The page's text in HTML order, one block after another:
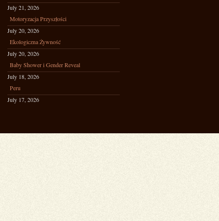
July 21, 2026
Motoryzacja Przyszłości
July 20, 2026
Ekologiczna Żywność
July 20, 2026
Baby Shower i Gender Reveal
July 18, 2026
Peru
July 17, 2026